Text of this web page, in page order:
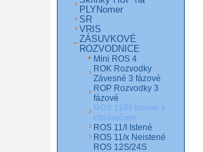
PLYNomer
SR
VRIS
ZÁSUVKOVÉ
ROZVODNICE
Mini ROS 4
ROK Rozvodky
Závesné 3 fázové
ROP Rozvodky 3
fázové
ROS 11/FI Istené s
chráničom
ROS 11/I Istené
ROS 11/x Neistené
ROS 12S/24S